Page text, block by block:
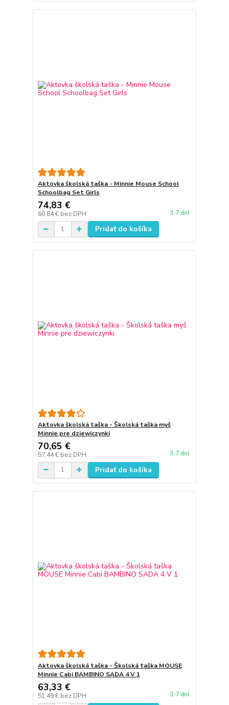
Aktovka školská taška - Minnie Mouse School
Schoolbag Set Girls
74,83 €
60,84 € bez DPH 3-7 dní
Pridať do košíka
Aktovka školská taška - Školská taška myš
Minnie pre dziewiczynki
70,65 €
57,44 € bez DPH 3-7 dní
Pridať do košíka
Aktovka školská taška - Školská taška MOUSE
Minnie Cabi BAMBINO SADA 4 V 1
63,33 €
51,49 € bez DPH 3-7 dní